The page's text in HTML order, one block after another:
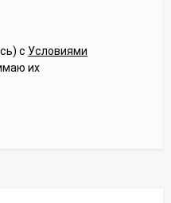
с Условиями
их